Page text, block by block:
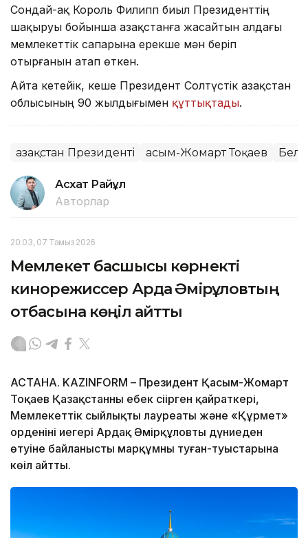
Сондай-ақ Король Филипп биыл Президенттің
шақыруы бойынша Қазақстанға жасайтын алдағы
мемлекеттік сапарына ерекше мән беріп
отырғанын атап өткен.
Айта кетейік, кеше Президент Солтүстік Қазақстан
облысының 90 жылдығымен құттықтады.
Қазақстан Президенті Қасым-Жомарт Тоқаев
Асхат Райқұл
Авторлар
20:03, 07 Тамыз 2026
Мемлекет басшысы көрнекті
кинорежиссер Ардақ Әмірқұловтың
отбасына көңіл айтты
АСТАНА. KAZINFORM – Президент Қасым-Жомарт
Тоқаев Қазақстанның еңбек сіңірген қайраткері,
Мемлекеттік сыйлықтың лауреаты және «Құрмет»
орденінің иегері Ардақ Әмірқұловтың дүниеден
өтуіне байланысты марқұмның туған-туыстарына
көңіл айтты.